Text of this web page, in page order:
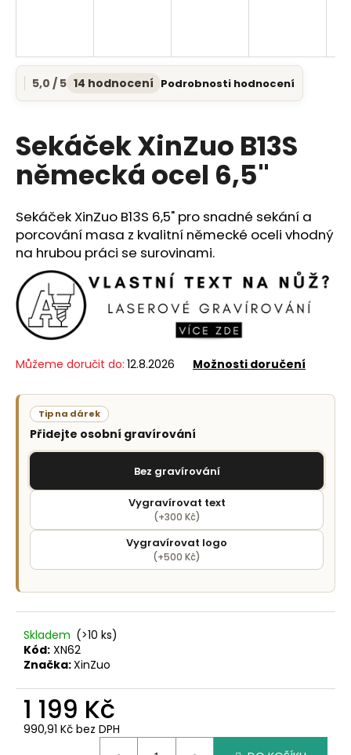
Průměrné
hodnocení
je
5,0
5
5,0 / 5 14 hodnocení Podrobnosti hodnocení
Sekáček XinZuo B13S
německá ocel 6,5"
Sekáček XinZuo B13S 6,5" pro snadné sekání a
porcování masa z kvalitní německé oceli vhodný
na hrubou práci se surovinami.
Můžeme doručit do: 12.8.2026 Možnosti doručení
Tip na dárek
Přidejte osobní gravírování
Bez gravírování
Vygravírovat text
(+300 Kč)
Vygravírovat logo
(+500 Kč)
Skladem (>10 ks)
Kód: XN62
Značka:XinZuo
1 199 Kč
990,91 Kč bez DPH
í
?
HLEDAT
D
p
o
r
u
u
j
e
m